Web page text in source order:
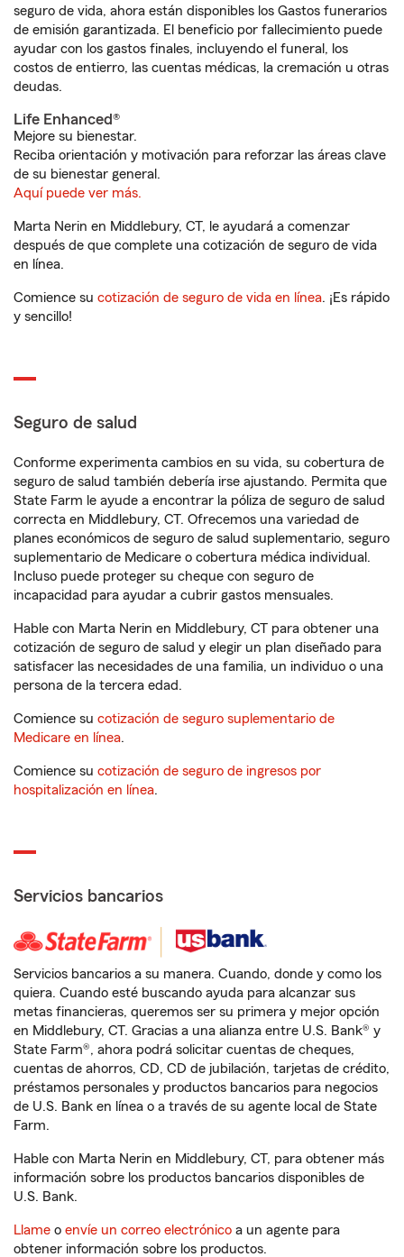
seguro de vida, ahora están disponibles los Gastos funerarios
de emisión garantizada. El beneficio por fallecimiento puede
ayudar con los gastos finales, incluyendo el funeral, los
costos de entierro, las cuentas médicas, la cremación u otras
deudas.
Life Enhanced®
Mejore su bienestar.
Reciba orientación y motivación para reforzar las áreas clave
de su bienestar general.
Aquí puede ver más.
Marta Nerin en Middlebury, CT, le ayudará a comenzar
después de que complete una cotización de seguro de vida
en línea.
Comience su cotización de seguro de vida en línea. ¡Es rápido
y sencillo!
Seguro de salud
Conforme experimenta cambios en su vida, su cobertura de
seguro de salud también debería irse ajustando. Permita que
State Farm le ayude a encontrar la póliza de seguro de salud
correcta en Middlebury, CT. Ofrecemos una variedad de
planes económicos de seguro de salud suplementario, seguro
suplementario de Medicare o cobertura médica individual.
Incluso puede proteger su cheque con seguro de
incapacidad para ayudar a cubrir gastos mensuales.
Hable con Marta Nerin en Middlebury, CT para obtener una
cotización de seguro de salud y elegir un plan diseñado para
satisfacer las necesidades de una familia, un individuo o una
persona de la tercera edad.
Comience su cotización de seguro suplementario de
Medicare en línea.
Comience su cotización de seguro de ingresos por
hospitalización en línea.
Servicios bancarios
Servicios bancarios a su manera. Cuando, donde y como los
quiera. Cuando esté buscando ayuda para alcanzar sus
metas financieras, queremos ser su primera y mejor opción
en Middlebury, CT. Gracias a una alianza entre U.S. Bank® y
State Farm®, ahora podrá solicitar cuentas de cheques,
cuentas de ahorros, CD, CD de jubilación, tarjetas de crédito,
préstamos personales y productos bancarios para negocios
de U.S. Bank en línea o a través de su agente local de State
Farm.
Hable con Marta Nerin en Middlebury, CT, para obtener más
información sobre los productos bancarios disponibles de
U.S. Bank.
Llame o envíe un correo electrónico a un agente para
obtener información sobre los productos.